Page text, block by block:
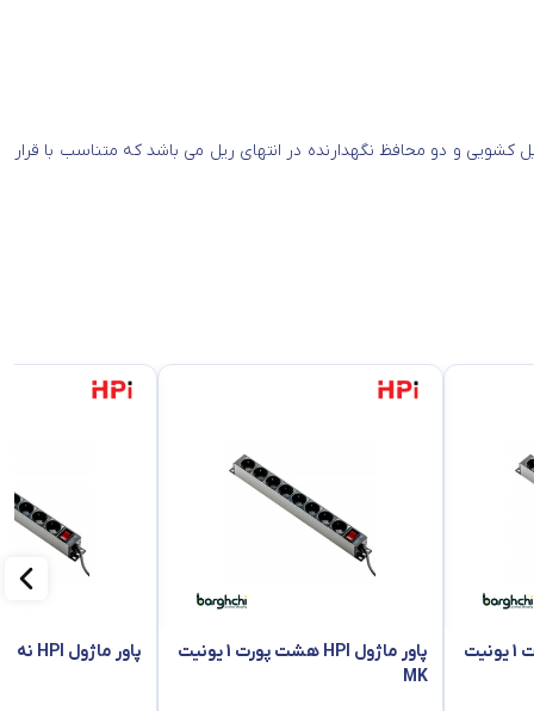
کشویی و دو محافظ نگهدارنده در انتهای ریل می باشد که متناسب با قرار
پاور ماژول HPI هشت پورت 1 یونیت
پاور ماژول HPI هشت پورت 1 یونیت
MK
پاور ماژول HPI نه پورت 1 یونیت